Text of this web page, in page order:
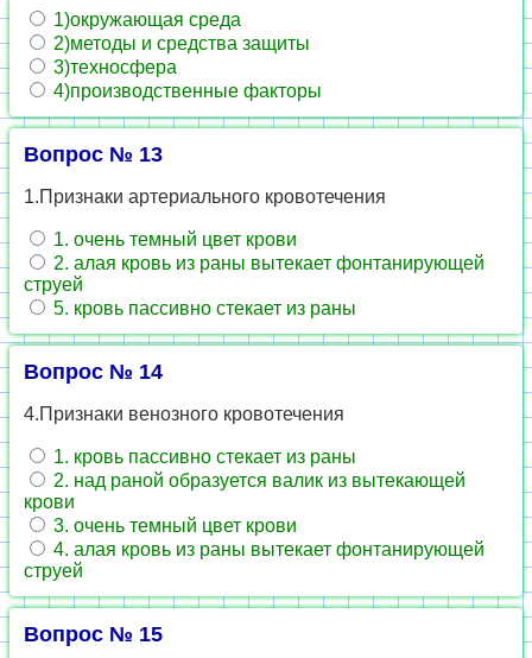
1)окружающая среда
2)методы и средства защиты
3)техносфера
4)производственные факторы
Вопрос № 13
1.Признаки артериального кровотечения
1. очень темный цвет крови
2. алая кровь из раны вытекает фонтанирующей
струей
5. кровь пассивно стекает из раны
Вопрос № 14
4.Признаки венозного кровотечения
1. кровь пассивно стекает из раны
2. над раной образуется валик из вытекающей
крови
3. очень темный цвет крови
4. алая кровь из раны вытекает фонтанирующей
струей
Вопрос № 15